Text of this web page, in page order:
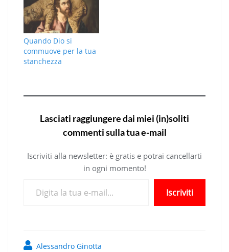
Quando Dio si
commuove per la tua
stanchezza
Lasciati raggiungere dai miei (in)soliti
commenti sulla tua e-mail
Iscriviti alla newsletter: è gratis e potrai cancellarti
in ogni momento!
Iscriviti
Alessandro Ginotta